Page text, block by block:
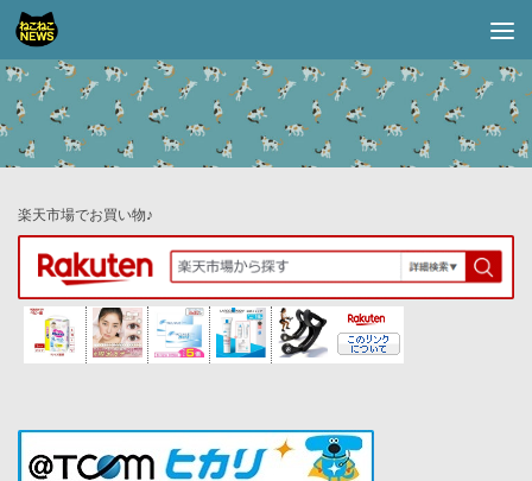
コンテンツへスキップ
楽天市場でお買い物♪